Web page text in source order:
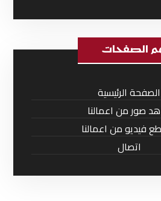
الصفحات
الصفحة الرئيسية
صور من اعمالنا
فيديو من اعمالنا
اتصال